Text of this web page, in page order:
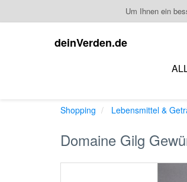
Um Ihnen ein
deinVerden.de
Shopping
Lebensmittel &
Domaine Gilg